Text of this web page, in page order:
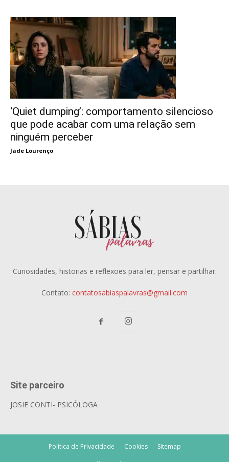
‘Quiet dumping’: comportamento silencioso
que pode acabar com uma relação sem
ninguém perceber
Jade Lourenço
Curiosidades, historias e reflexoes para ler, pensar e partilhar.
Contato: contatosabiaspalavras@gmail.com
Site parceiro
JOSIE CONTI- PSICÓLOGA
Política de Privacidade Cookies Sitemap